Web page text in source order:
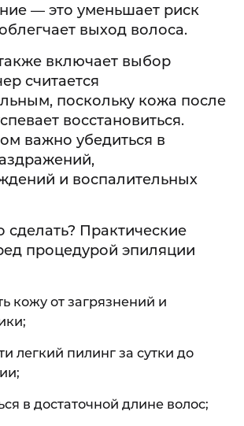
— это уменьшает риск
выход волоса.
включает выбор
считается
поскольку кожа после
восстановиться.
важно убедиться в
и воспалительных
сделать? Практические
процедурой эпиляции
кожу от загрязнений и
легкий пилинг за сутки до
в достаточной длине волос;